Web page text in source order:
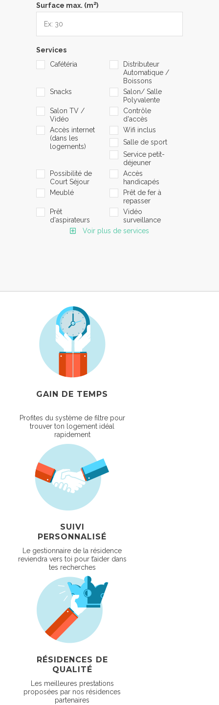
Surface max. (m2)
Services
Cafétéria
Distributeur
Automatique /
Boissons
Snacks
Salon/ Salle
Polyvalente
Salon TV /
Vidéo
Contrôle
d'accès
Accès internet
(dans les
logements)
Wifi inclus
Salle de sport
Service petit-
déjeuner
Possibilité de
Court Séjour
Accès
handicapés
Meublé
Prêt de fer à
repasser
Prêt
d'aspirateurs
Vidéo
surveillance
Voir plus de services
GAIN DE TEMPS
Profites du système de filtre pour
trouver ton logement idéal
rapidement
SUIVI
PERSONNALISÉ
Le gestionnaire de la résidence
reviendra vers toi pour t’aider dans
tes recherches
RÉSIDENCES DE
QUALITÉ
Les meilleures prestations
proposées par nos résidences
partenaires